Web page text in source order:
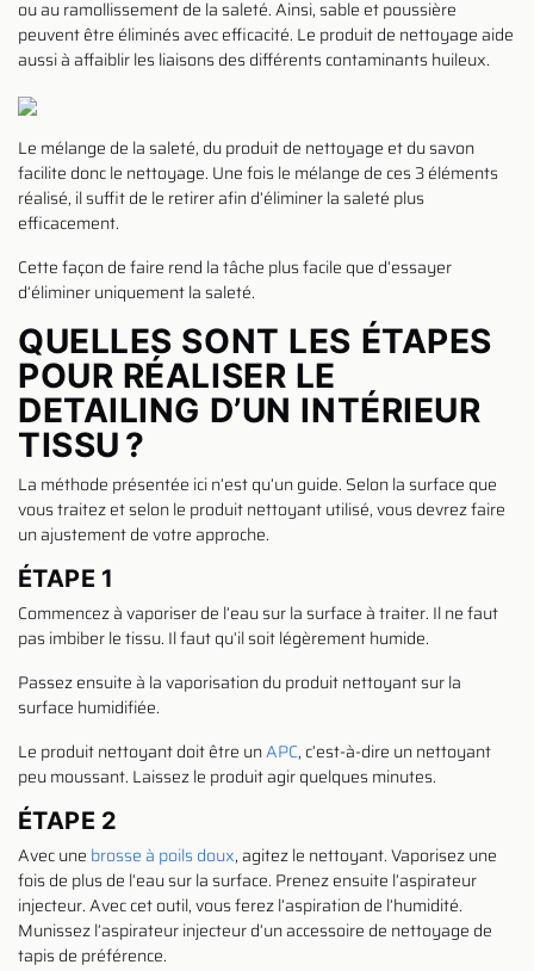
ou au ramollissement de la saleté. Ainsi, sable et poussière
peuvent être éliminés avec efficacité. Le produit de nettoyage aide
aussi à affaiblir les liaisons des différents contaminants huileux.
Le mélange de la saleté, du produit de nettoyage et du savon
facilite donc le nettoyage. Une fois le mélange de ces 3 éléments
réalisé, il suffit de le retirer afin d’éliminer la saleté plus
efficacement.
Cette façon de faire rend la tâche plus facile que d’essayer
d’éliminer uniquement la saleté.
QUELLES SONT LES ÉTAPES
POUR RÉALISER LE
DETAILING D’UN INTÉRIEUR
TISSU ?
La méthode présentée ici n’est qu’un guide. Selon la surface que
vous traitez et selon le produit nettoyant utilisé, vous devrez faire
un ajustement de votre approche.
ÉTAPE 1
Commencez à vaporiser de l’eau sur la surface à traiter. Il ne faut
pas imbiber le tissu. Il faut qu’il soit légèrement humide.
Passez ensuite à la vaporisation du produit nettoyant sur la
surface humidifiée.
Le produit nettoyant doit être unAPC, c’est-à-dire un nettoyant
peu moussant. Laissez le produit agir quelques minutes.
ÉTAPE 2
Avec une brosse à poils doux, agitez le nettoyant. Vaporisez une
fois de plus de l’eau sur la surface. Prenez ensuite l’aspirateur
injecteur. Avec cet outil, vous ferez l’aspiration de l’humidité.
Munissez l’aspirateur injecteur d’un accessoire de nettoyage de
tapis de préférence.